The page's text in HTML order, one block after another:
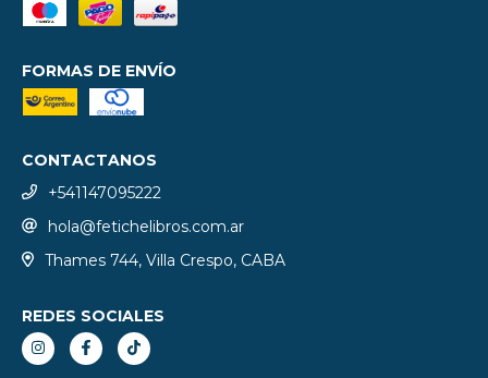
FORMAS DE ENVÍO
CONTACTANOS
+541147095222
hola@fetichelibros.com.ar
Thames 744, Villa Crespo, CABA
REDES SOCIALES